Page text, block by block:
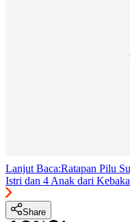
Lanjut Baca:Ratapan Pilu
Istri dan 4 Anak dari
Share